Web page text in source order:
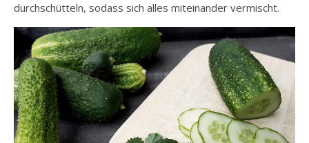
durchschütteln, sodass sich alles miteinander vermischt.